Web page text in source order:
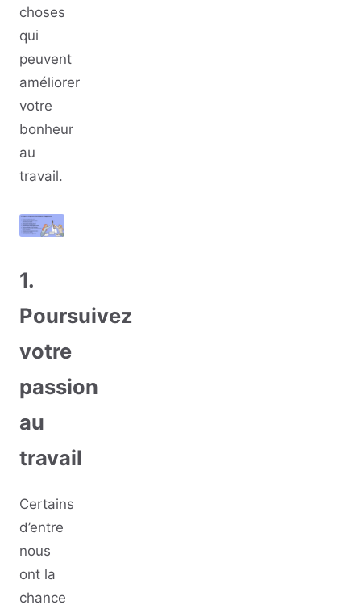
choses
qui
peuvent
améliorer
votre
bonheur
au
travail.
1.
Poursuivez
votre
passion
au
travail
Certains
d’entre
nous
ont la
chance